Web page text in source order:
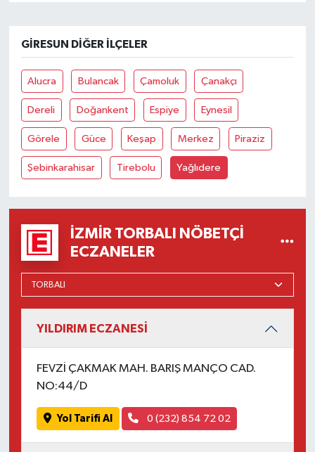
GIRESUN DIĞER İLÇELER
Alucra Bulancak Çamoluk Çanakçı
Dereli Doğankent Espiye Eynesil
Görele Güce Keşap Merkez Piraziz
Şebinkarahisar Tirebolu Yağlıdere
İZMIR TORBALI NÖBETÇI
ECZANELER
YILDIRIM ECZANESİ
FEVZİ ÇAKMAK MAH. BARIŞ MANÇO CAD.
NO:44/D
Yol Tarifi Al 0 (232) 854 72 02